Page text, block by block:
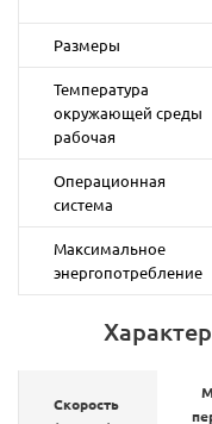
Размеры
Температура
окружающей среды
рабочая
Операционная
система
Максимальное
энергопотребление
Скорость